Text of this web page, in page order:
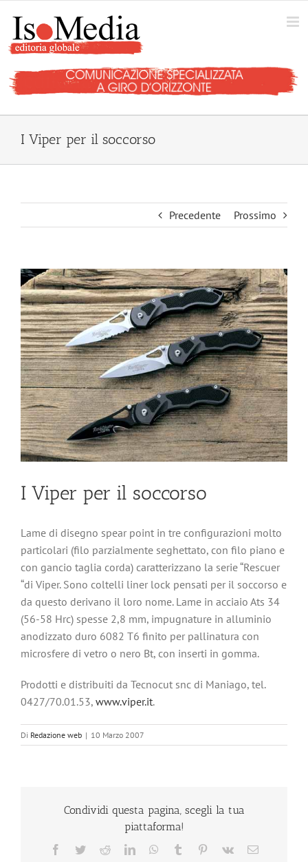
contenuto
I Viper per il soccorso
Precedente Prossimo
Ingrandisci
immagine
I Viper per il soccorso
Lame di disegno spear point in tre configurazioni molto
particolari (filo parzialmente seghettato, con filo piano e
con gancio taglia corda) caratterizzano la serie “Rescuer
“di Viper. Sono coltelli liner lock pensati per il soccorso e
da questo derivano il loro nome. Lame in acciaio Ats 34
(56-58 Hrc) spesse 2,8 mm, impugnature in alluminio
anodizzato duro 6082 T6 finito per pallinatura con
microsfere di vetro o nero Bt, con inserti in gomma.
Prodotti e distribuiti da Tecnocut snc di Maniago, tel.
0427/70.01.53, www.viper.it.
Di Redazione web | 10 Marzo 2007
Condividi questa pagina, scegli la tua
piattaforma!
Facebook
TwitterRedditLinkedInWhatsApp
Tumblr Pinterest
Vk Email